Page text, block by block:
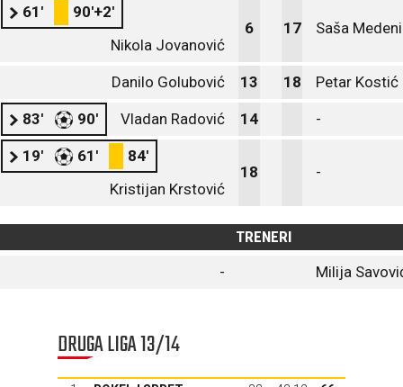
61'
90'+2'
Nikola Jovanović
6 17 Saša
Danilo Golubović 13 18 Petar Kostić
83' 90' Vladan Radović 14 -
19' 61'
84'
Kristijan Krstović
18 -
TRENERI
-
Milija
DRUGA LIGA 13/14